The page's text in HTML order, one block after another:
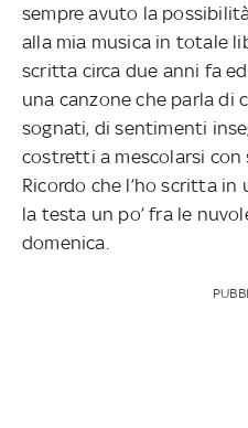
sempre avuto la
alla mia musica in totale
scritta circa due anni fa
una canzone che parla di
sognati, di sentimenti
costretti a mescolarsi con
Ricordo che l’ho scritta
la testa un po’ fra le
domenica.